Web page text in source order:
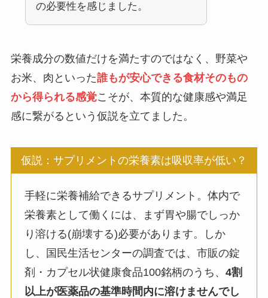
の必要性を感じました。
栄養成分の数値だけを満たすのではなく、野菜や
お米、肉といった誰もが安心できる食材そのもの
から得られる感覚こそが、本質的な健康感や満足
感に繋がるという仮説を立てました。
仮説：サプリメントの栄養素は吸収率が低い？
手軽に栄養補給できるサプリメント。体内で
栄養素として働くには、まず胃や腸でしっか
り溶ける(崩壊する)必要があります。しか
し、国民生活センターの調査では、市販の錠
剤・カプセル状健康食品100銘柄のうち、4割
以上が医薬品の基準時間内に溶けませんでし